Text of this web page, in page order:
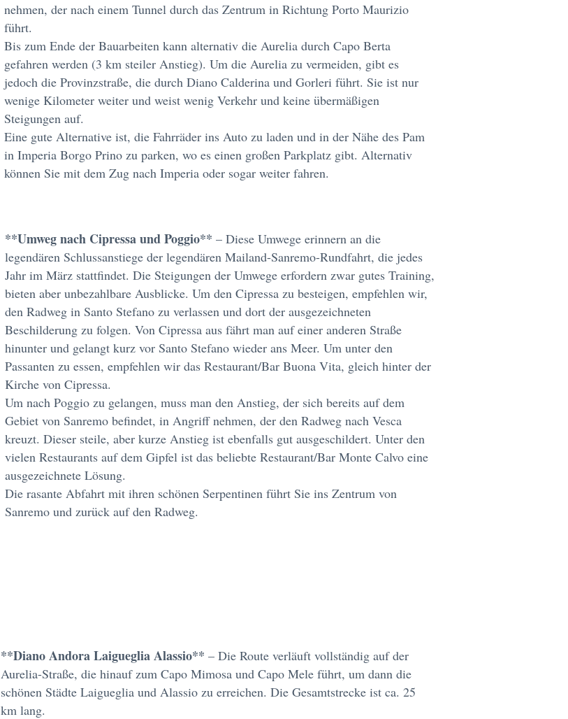
nehmen, der nach einem Tunnel durch das Zentrum in Richtung Porto Maurizio
führt.
Bis zum Ende der Bauarbeiten kann alternativ die Aurelia durch Capo Berta
gefahren werden (3 km steiler Anstieg). Um die Aurelia zu vermeiden, gibt es
jedoch die Provinzstraße, die durch Diano Calderina und Gorleri führt. Sie ist nur
wenige Kilometer weiter und weist wenig Verkehr und keine übermäßigen
Steigungen auf.
Eine gute Alternative ist, die Fahrräder ins Auto zu laden und in der Nähe des Pam
in Imperia Borgo Prino zu parken, wo es einen großen Parkplatz gibt. Alternativ
können Sie mit dem Zug nach Imperia oder sogar weiter fahren.
**Umweg nach Cipressa und Poggio** – Diese Umwege erinnern an die
legendären Schlussanstiege der legendären Mailand-Sanremo-Rundfahrt, die jedes
Jahr im März stattfindet. Die Steigungen der Umwege erfordern zwar gutes Training,
bieten aber unbezahlbare Ausblicke. Um den Cipressa zu besteigen, empfehlen wir,
den Radweg in Santo Stefano zu verlassen und dort der ausgezeichneten
Beschilderung zu folgen. Von Cipressa aus fährt man auf einer anderen Straße
hinunter und gelangt kurz vor Santo Stefano wieder ans Meer. Um unter den
Passanten zu essen, empfehlen wir das Restaurant/Bar Buona Vita, gleich hinter der
Kirche von Cipressa.
Um nach Poggio zu gelangen, muss man den Anstieg, der sich bereits auf dem
Gebiet von Sanremo befindet, in Angriff nehmen, der den Radweg nach Vesca
kreuzt. Dieser steile, aber kurze Anstieg ist ebenfalls gut ausgeschildert. Unter den
vielen Restaurants auf dem Gipfel ist das beliebte Restaurant/Bar Monte Calvo eine
ausgezeichnete Lösung.
Die rasante Abfahrt mit ihren schönen Serpentinen führt Sie ins Zentrum von
Sanremo und zurück auf den Radweg.
**Diano Andora Laigueglia Alassio** – Die Route verläuft vollständig auf der
Aurelia-Straße, die hinauf zum Capo Mimosa und Capo Mele führt, um dann die
schönen Städte Laigueglia und Alassio zu erreichen. Die Gesamtstrecke ist ca. 25
km lang.